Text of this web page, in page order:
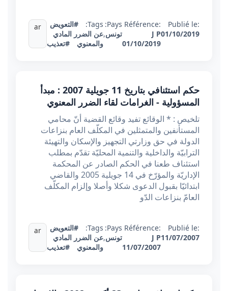
Publié le:
01/10/2019
Référence:
J P
01/10/2019
Pays:
تونس,
Tags:
#التعويض
عن الضرر المادي
والمعنوي
#تعذيب
ar
حكم استئنافي بتاريخ 11 جويلية 2007 : مبدأ
المسؤولية - الغرامات لقاء الضرر المعنوي
تلخيص : * الوقائع تفيد وقائع القضية أنّ محامي
المستأنفين والمتمثلين في المكلّف العام بنزاعات
الدولة في حق وزارتي التجهيز والإسكان والتهيئة
الترابيّة والداخلية والتنمية المحليّة تقدّم بمطلب
استئناف طعنا في الحكم الصادر عن المحكمة
الإداريّة والمؤرّخ في 14 جويلية 2005 والقاضي
ابتدائيّا بقبول الدعوى شكلا وأصلا وإلزام المكلّف
العامّ بنزاعات الدّو
Publié le:
11/07/2007
Référence:
J P
11/07/2007
Pays:
تونس,
Tags:
#التعويض
عن الضرر المادي
والمعنوي
#تعذيب
ar